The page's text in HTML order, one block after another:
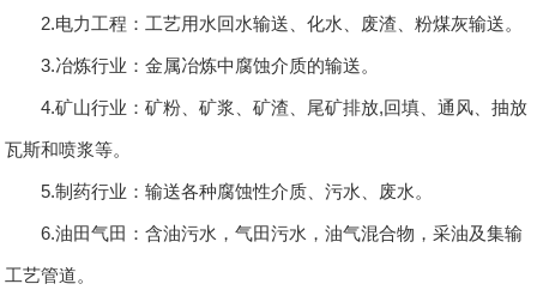
2.电力工程：工艺用水回水输送、化水、废渣、粉煤灰输送。
3.冶炼行业：金属冶炼中腐蚀介质的输送。
4.矿山行业：矿粉、矿浆、矿渣、尾矿排放,回填、通风、抽放
瓦斯和喷浆等。
5.制药行业：输送各种腐蚀性介质、污水、废水。
6.油田气田：含油污水，气田污水，油气混合物，采油及集输
工艺管道。